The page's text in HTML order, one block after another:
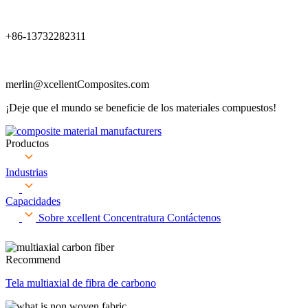
+86-13732282311
merlin@xcellentComposites.com
¡Deje que el mundo se beneficie de los materiales compuestos!
Productos
Industrias
Capacidades
Sobre xcellent Concentratura Contáctenos
Recommend
Tela multiaxial de fibra de carbono